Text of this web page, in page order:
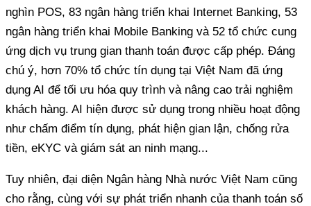
nghìn POS, 83 ngân hàng triển khai Internet Banking, 53
ngân hàng triển khai Mobile Banking và 52 tổ chức cung
ứng dịch vụ trung gian thanh toán được cấp phép. Đáng
chú ý, hơn 70% tổ chức tín dụng tại Việt Nam đã ứng
dụng AI để tối ưu hóa quy trình và nâng cao trải nghiệm
khách hàng. AI hiện được sử dụng trong nhiều hoạt động
như chấm điểm tín dụng, phát hiện gian lận, chống rửa
tiền, eKYC và giám sát an ninh mạng...
Tuy nhiên, đại diện Ngân hàng Nhà nước Việt Nam cũng
cho rằng, cùng với sự phát triển nhanh của thanh toán số